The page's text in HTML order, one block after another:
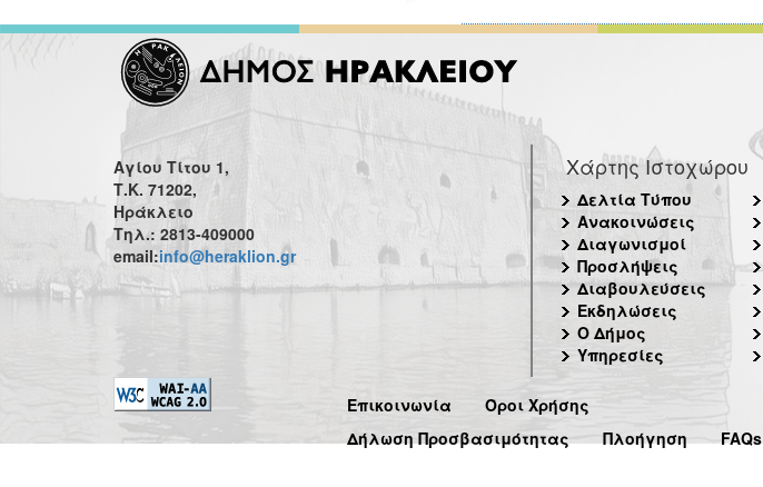
Αγίου Τίτου 1,
Τ.Κ. 71202,
Ηράκλειο
Τηλ.: 2813-409000
email:info@heraklion.gr
Χάρτης Ιστοχώρου
Δελτία Τύπου
Ανακοινώσεις
Διαγωνισμοί
Προσλήψεις
Διαβουλεύσεις
Εκδηλώσεις
Ο Δήμος
Υπηρεσίες
Επικοινωνία
Όροι Χρήσης
Δήλωση Προσβασιμότητας
Πλοήγηση FAQs